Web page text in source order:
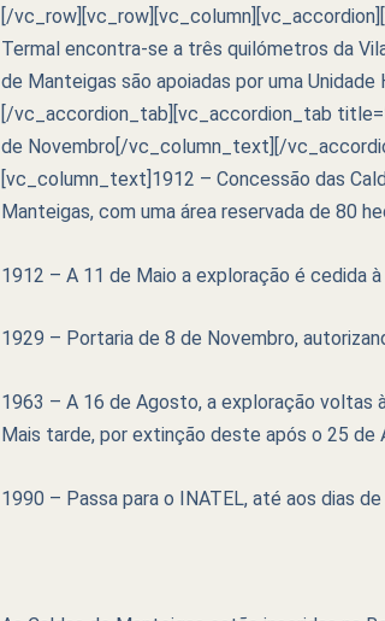
[/
Termal encontra-se a três quilómetros da
de Manteigas são apoiadas por uma
[/vc_accordion_tab][vc_accordion_tab
de Novembro[/vc_column_text][/
[vc_column_text]1912 – Concessão das
Manteigas, com uma área reservada de 80
1912 – A 11 de Maio a exploração é cedida à
1929 – Portaria de 8 de Novembro,
1963 – A 16 de Agosto, a exploração voltas
Mais tarde, por extinção deste após o 25 de
1990 – Passa para o INATEL, até aos dias de